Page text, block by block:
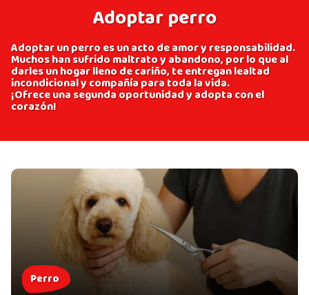
Adoptar perro
Adoptar un perro es un acto de amor y responsabilidad.
Muchos han sufrido maltrato y abandono, por lo que al
darles un hogar lleno de cariño, te entregan lealtad
incondicional y compañía para toda la vida.
¡Ofrece una segunda oportunidad y adopta con el
corazón!
Perro